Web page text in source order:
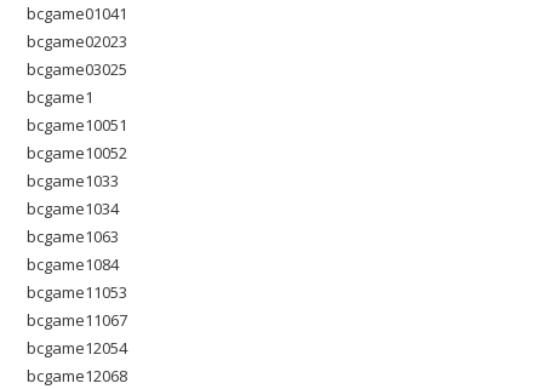
bcgame01041
bcgame02023
bcgame03025
bcgame1
bcgame10051
bcgame10052
bcgame1033
bcgame1034
bcgame1063
bcgame1084
bcgame11053
bcgame11067
bcgame12054
bcgame12068